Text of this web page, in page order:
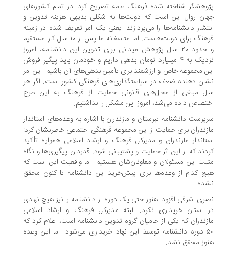
شناخته شده فرهنگ عامه تصریح کرد: در تمام کشورهای
روال این است که دولت‌ها به شکلی بدیهی هزینه تدوین و
دانشنامه‌ها را می‌پردازند. یعنی یک امر تعریف شده در زمینه
فرهنگ برای دولت‌هاست. اما متاسفانه ما پس از ۱۰ سال کار مستقیم
و حدود ۲۰ سال پژوهش میدانی برای تدوین این دانشنامه، امروز
نزدیک به ۴ میلیارد تومان بدهی داریم و خودمان باید پیگیر فروش
مجموعه خاص و ارزشمند برای تأمین بدهی‌های آن باشیم. این امر
دهنده ضعف در سیاستگذاری‌های فرهنگی کشور است. اگر هر
مبلغی از محل‌های قانونی حمایت از فرهنگ به این طرح
داده می‌شد، امروز این مشکل را نداشتیم.
دانشنامه تبرستان و مازندران با اشاره به وعده‌های استاندار
برای حمایت از این مجموعه فرهنگی اجتماعی خاطرنشان کرد:
مازندران و مدیرکل فرهنگ و ارشاد اسلامی همواره تأکید
که از این اثر حمایت و پشتیبانی شود. قدردان پیگیری‌ها و نگاه
این مسئولان و معاونان‌شان هستیم. اما واقعیت این است که
کدام از وعده‌ها برای پیش‌خرید این دانشنامه تا کنون محقق
اشرفی افزود: هنوز حتی یک دوره از دانشنامه را نیز هیچ نهادی
استان خریداری نکرد. البته مدیرکل فرهنگ و ارشاد اسلامی
که یکی از حامیان گروه تدوین دانشنامه است، اعلام کرد که
۵۰ دوره دانشنامه توسط این نهاد خریداری می‌شود. اما این وعده
محقق نشد.